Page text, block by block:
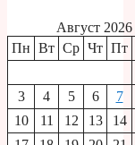
Август 2026
Пн Вт Ср Чт Пт
3
4 5 6 7
10
11 12 13 14